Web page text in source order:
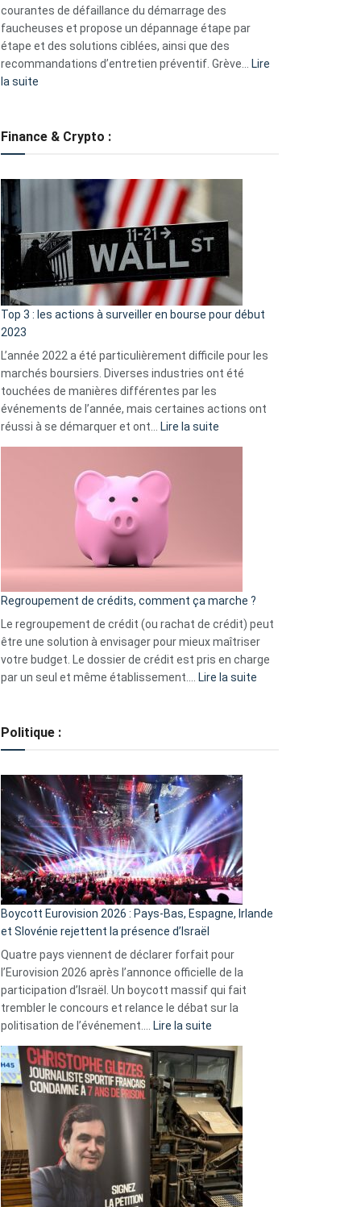
eufy
courantes de défaillance du démarrage des
faucheuses et propose un dépannage étape par
étape et des solutions ciblées, ainsi que des
recommandations d’entretien préventif. Grève…
Lire
la suite
tondeuses
démarrage
courants
et
guide
d’auto-
assistance
Finance & Crypto :
Top 3 : les actions à surveiller en bourse pour début
2023
L’année 2022 a été particulièrement difficile pour les
marchés boursiers. Diverses industries ont été
touchées de manières différentes par les
événements de l’année, mais certaines actions ont
réussi à se démarquer et ont…
Lire la suite
en
pour
début
2023
Regroupement de crédits, comment ça marche ?
Le regroupement de crédit (ou rachat de crédit) peut
être une solution à envisager pour mieux maîtriser
votre budget. Le dossier de crédit est pris en charge
par un seul et même établissement.…
Lire la suite
Politique :
Boycott Eurovision 2026 : Pays-Bas, Espagne, Irlande
et Slovénie rejettent la présence d’Israël
Quatre pays viennent de déclarer forfait pour
l’Eurovision 2026 après l’annonce officielle de la
participation d’Israël. Un boycott massif qui fait
trembler le concours et relance le débat sur la
politisation de l’événement.…
Lire la suite
Eurovision
2026
:
Pays-
Bas,
Espagne,
Irlande
et
Slovénie